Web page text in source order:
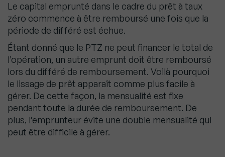
Le capital emprunté dans le cadre du prêt à taux
zéro commence à être remboursé une fois que la
période de différé est échue.
Étant donné que le PTZ ne peut financer le total de
l’opération, un autre emprunt doit être remboursé
lors du différé de remboursement. Voilà pourquoi
le lissage de prêt apparaît comme plus facile à
gérer. De cette façon, la mensualité est fixe
pendant toute la durée de remboursement. De
plus, l’emprunteur évite une double mensualité qui
peut être difficile à gérer.